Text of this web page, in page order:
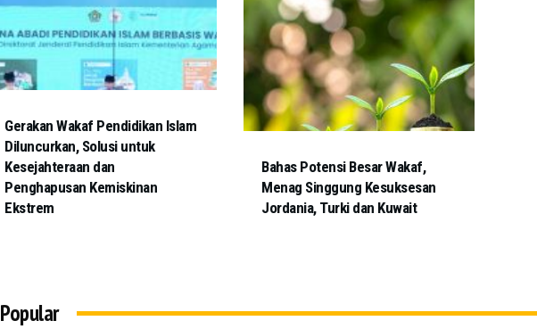
Gerakan Wakaf Pendidikan Islam
Diluncurkan, Solusi untuk
Kesejahteraan dan
Penghapusan Kemiskinan
Ekstrem
Bahas Potensi Besar Wakaf,
Menag Singgung Kesuksesan
Jordania, Turki dan Kuwait
Popular